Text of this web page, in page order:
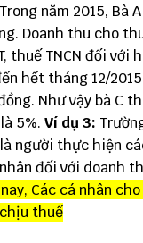
Trong năm 2015, Bà
Doanh thu cho
thuế TNCN đối với
hết tháng 12/
Như vậy bà
5%. Ví dụ 3:
người thực hiện
đối với doanh
Các cá nhân
thuế